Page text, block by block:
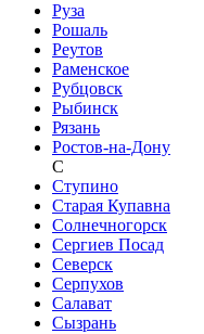
Руза
Рошаль
Реутов
Раменское
Рубцовск
Рыбинск
Рязань
Ростов-на-Дону
С
Ступино
Старая Купавна
Солнечногорск
Сергиев Посад
Северск
Серпухов
Салават
Сызрань